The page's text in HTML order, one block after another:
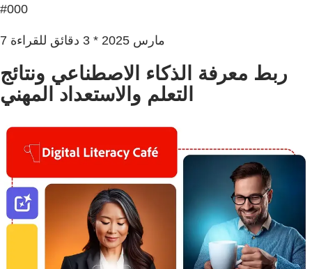
#000
7 مارس 2025 * 3 دقائق للقراءة
ربط معرفة الذكاء الاصطناعي ونتائج
التعلم والاستعداد المهني